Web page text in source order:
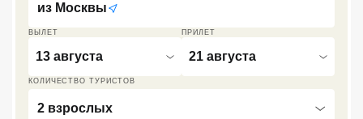
ВЫЛЕТ
13 августа
ПРИЛЕТ
21 августа
КОЛИЧЕСТВО ТУРИСТОВ
2 взрослых
из Москвы
Экскурсионные туры
ТОП 10 лучших отелей 5*